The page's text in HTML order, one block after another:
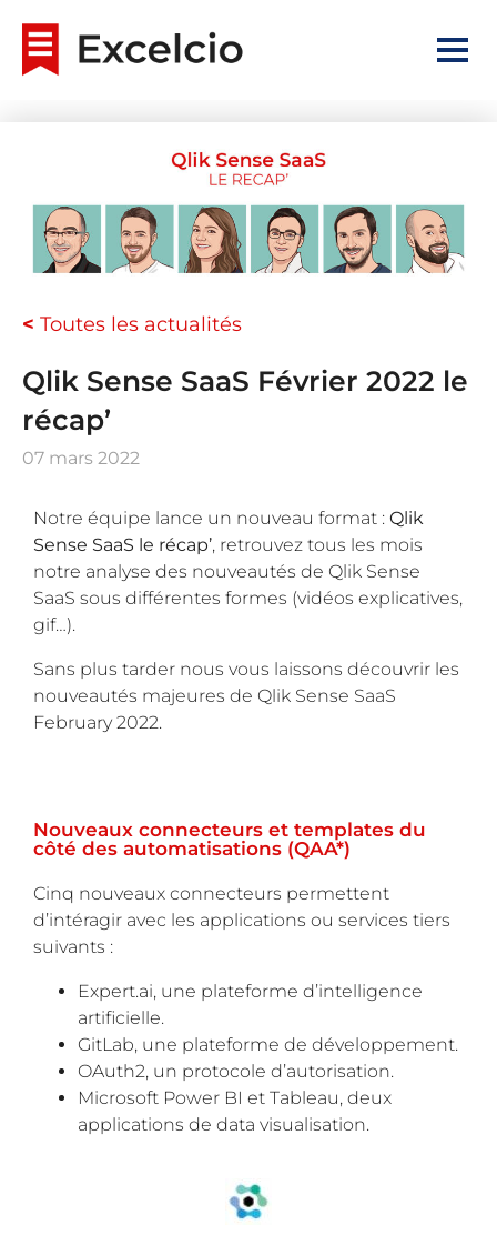
< Toutes les actualités
Qlik Sense SaaS Février 2022 le
récap’
07 mars 2022
Notre équipe lance un nouveau format : Qlik
Sense SaaS le récap’, retrouvez tous les mois
notre analyse des nouveautés de Qlik Sense
SaaS sous différentes formes (vidéos explicatives,
gif…).
Sans plus tarder nous vous laissons découvrir les
nouveautés majeures de Qlik Sense SaaS
February 2022.
Nouveaux connecteurs et templates du
côté des automatisations (QAA*)
Cinq nouveaux connecteurs permettent
d’intéragir avec les applications ou services tiers
suivants :
Expert.ai, une plateforme d’intelligence
artificielle.
GitLab, une plateforme de développement.
OAuth2, un protocole d’autorisation.
Microsoft Power BI et Tableau, deux
applications de data visualisation.